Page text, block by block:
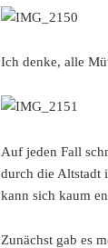
Ich denke, alle
Auf jeden Fall
durch die Altstadt
kann sich kaum
Zunächst gab es